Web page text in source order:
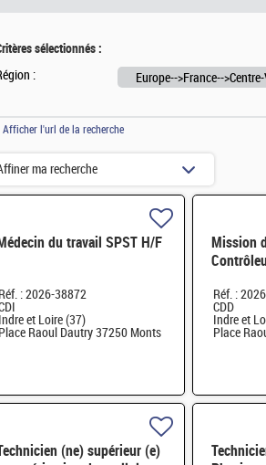
sélectionnés :
: Europe-->France--
Afficher l'url de la recherche
du travail SPST H/F
Réf. : 2026-38872
Indre et Loire (37)
Place Raoul Dautry 37250 Monts
Mission
Réf. :
CDD
Indre et
Place
(ne) supérieur (e)
ma recherche